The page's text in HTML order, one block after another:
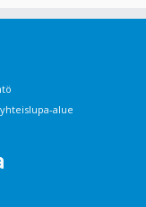
alue